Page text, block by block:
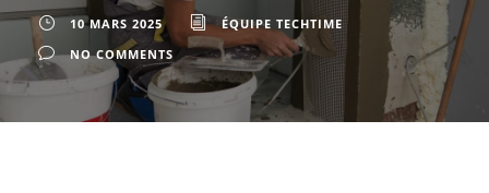
10 MARS 2025
ÉQUIPE TECHTIME
NO COMMENTS